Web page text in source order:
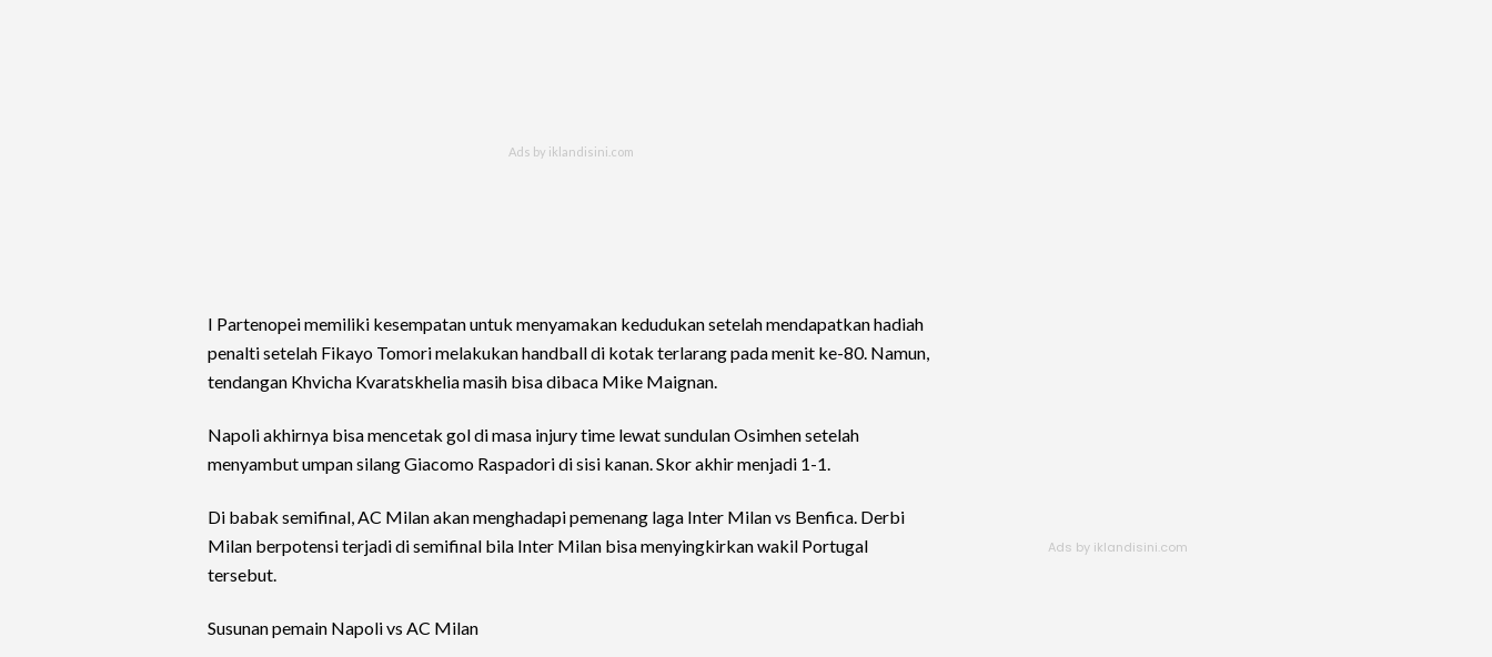
I Partenopei memiliki kesempatan untuk menyamakan kedudukan setelah mendapatkan hadiah
penalti setelah Fikayo Tomori melakukan handball di kotak terlarang pada menit ke-80. Namun,
tendangan Khvicha Kvaratskhelia masih bisa dibaca Mike Maignan.
Napoli akhirnya bisa mencetak gol di masa injury time lewat sundulan Osimhen setelah
menyambut umpan silang Giacomo Raspadori di sisi kanan. Skor akhir menjadi 1-1.
Di babak semifinal, AC Milan akan menghadapi pemenang laga Inter Milan vs Benfica. Derbi
Milan berpotensi terjadi di semifinal bila Inter Milan bisa menyingkirkan wakil Portugal
tersebut.
Susunan pemain Napoli vs AC Milan